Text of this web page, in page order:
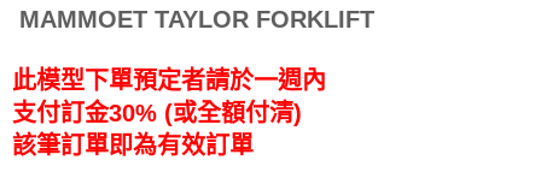
MAMMOET TAYLOR FORKLIFT
此模型下單預定者請於一週內
支付訂金30% (或全額付清)
該筆訂單即為有效訂單